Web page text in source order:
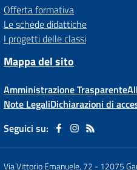
Offerta formativa
Le schede didattiche
I progetti delle classi
Mappa del sito
Amministrazione Trasparente
Note LegaliDichiarazioni di
Seguici su:
Via Vittorio Emanuele, 72 -12075